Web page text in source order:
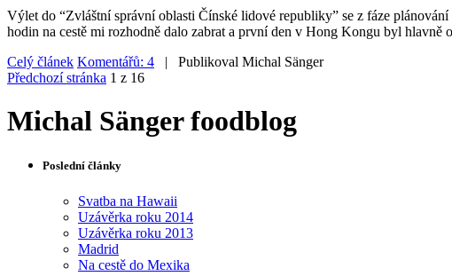
Výlet do “Zvláštní správní oblasti Čínské lidové republiky” se z fáze
hodin na cestě mi rozhodně dalo zabrat a první den v Hong Kongu byl hlavně
Celý článek Komentářů: 4 | Publikoval Michal Sänger
Předchozí stránka 1 z 16
Michal Sänger foodblog
Poslední články
Svatba na Hawaii
Uzávěrka roku 2014
Uzávěrka roku 2013
Madrid
Na cestě do Mexika